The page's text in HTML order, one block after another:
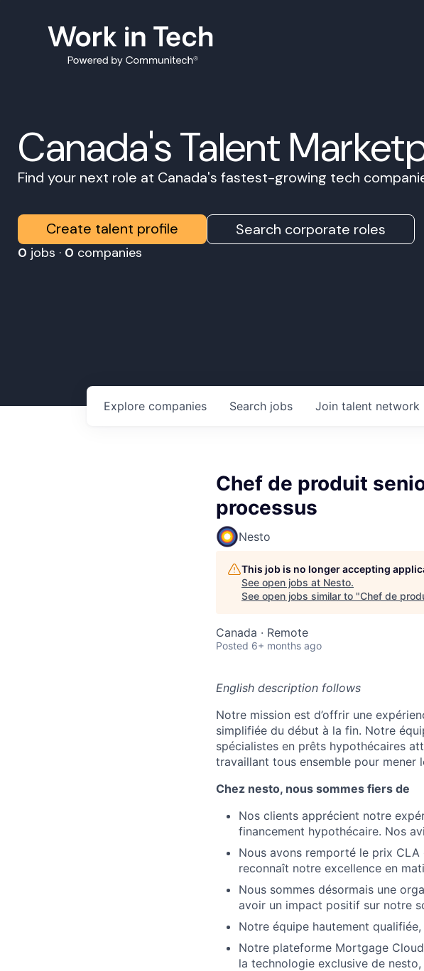
Canada's Talent
Find your next role at Canada's fastest-growing tech
Create talent profile Search corporate roles
0 jobs · 0 companies
Search jobs
Explore companies Join talent network
Chef de produit
processus
Nesto
This job is no longer accepting
See open jobs at Nesto.
See open jobs similar to "Chef de
Canada · Remote
Posted 6+ months ago
English description follows
Notre mission est d’offrir une
simplifiée du début à la fin. Notre
spécialistes en prêts hypothécaires
travaillant tous ensemble pour mener
Chez nesto, nous sommes fiers de
Nos clients apprécient notre
financement hypothécaire. Nos
Nous avons remporté le prix
reconnaît notre excellence en
Nous sommes désormais une
avoir un impact positif sur notre
Notre équipe hautement
Notre plateforme Mortgage
la technologie exclusive de